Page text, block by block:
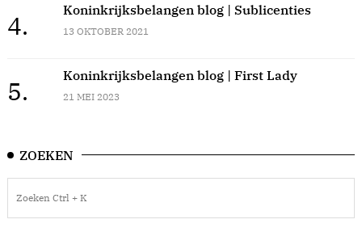
4.
Koninkrijksbelangen blog | Sublicenties
13 OKTOBER 2021
5.
Koninkrijksbelangen blog | First Lady
21 MEI 2023
ZOEKEN